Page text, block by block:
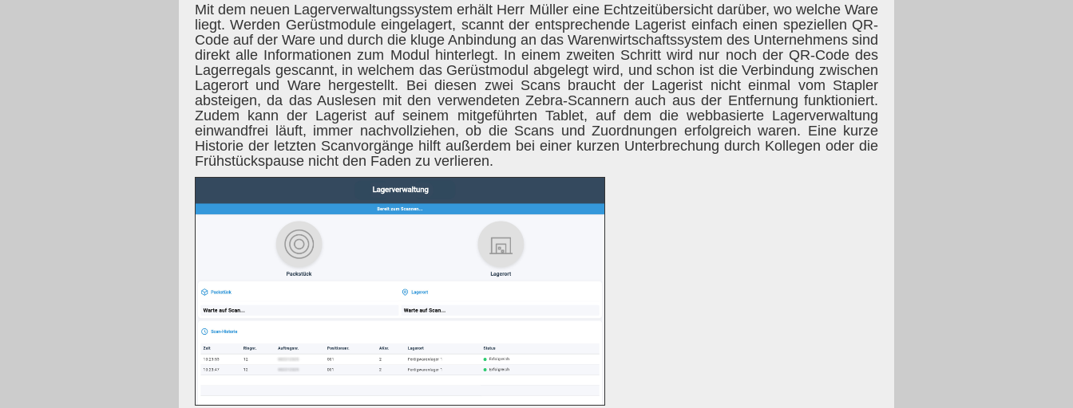
Mit dem neuen Lagerverwaltungssystem erhält Herr Müller eine Echtzeitübersicht darüber, wo welche Ware
liegt. Werden Gerüstmodule eingelagert, scannt der entsprechende Lagerist einfach einen speziellen QR-
Code auf der Ware und durch die kluge Anbindung an das Warenwirtschaftssystem des Unternehmens sind
direkt alle Informationen zum Modul hinterlegt. In einem zweiten Schritt wird nur noch der QR-Code des
Lagerregals gescannt, in welchem das Gerüstmodul abgelegt wird, und schon ist die Verbindung zwischen
Lagerort und Ware hergestellt. Bei diesen zwei Scans braucht der Lagerist nicht einmal vom Stapler
absteigen, da das Auslesen mit den verwendeten Zebra-Scannern auch aus der Entfernung funktioniert.
Zudem kann der Lagerist auf seinem mitgeführten Tablet, auf dem die webbasierte Lagerverwaltung
einwandfrei läuft, immer nachvollziehen, ob die Scans und Zuordnungen erfolgreich waren. Eine kurze
Historie der letzten Scanvorgänge hilft außerdem bei einer kurzen Unterbrechung durch Kollegen oder die
Frühstückspause nicht den Faden zu verlieren.